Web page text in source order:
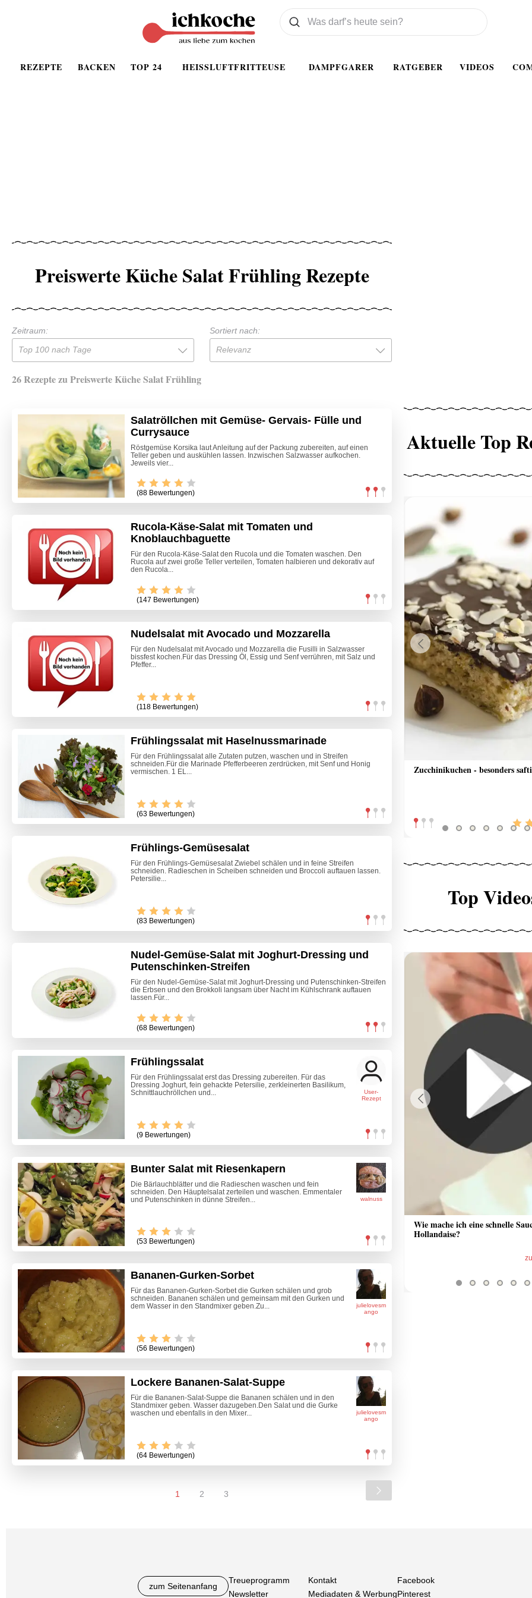
REZEPTE BACKEN TOP 24 HEISSLUFTFRITTEUSE DAMPFGARER RATGEBER VIDEOS
Was wollen Sie suchen
Suchen
Preiswerte Küche Salat Frühling Rezepte
Zeitraum:
Top 100 nach Tage
Sortiert nach:
Relevanz
26 Rezepte zu Preiswerte Küche Salat Frühling
Salatröllchen mit Gemüse- Gervais- Fülle und
Currysauce
Röstgemüse Korsika laut Anleitung auf der Packung zubereiten, auf einen
Teller geben und auskühlen lassen. Inzwischen Salzwasser aufkochen.
Jeweils vier...
(88 Bewertungen)
Rucola-Käse-Salat mit Tomaten und
Knoblauchbaguette
Für den Rucola-Käse-Salat den Rucola und die Tomaten waschen. Den
Rucola auf zwei große Teller verteilen, Tomaten halbieren und dekorativ auf
den Rucola...
(147 Bewertungen)
Nudelsalat mit Avocado und Mozzarella
Für den Nudelsalat mit Avocado und Mozzarella die Fusilli in Salzwasser
bissfest kochen.Für das Dressing Öl, Essig und Senf verrühren, mit Salz und
Pfeffer...
(118 Bewertungen)
Frühlingssalat mit Haselnussmarinade
Für den Frühlingssalat alle Zutaten putzen, waschen und in Streifen
schneiden.Für die Marinade Pfefferbeeren zerdrücken, mit Senf und Honig
vermischen. 1 EL...
(63 Bewertungen)
Frühlings-Gemüsesalat
Für den Frühlings-Gemüsesalat Zwiebel schälen und in feine Streifen
schneiden. Radieschen in Scheiben schneiden und Broccoli auftauen lassen.
Petersilie...
(83 Bewertungen)
Nudel-Gemüse-Salat mit Joghurt-Dressing und
Putenschinken-Streifen
Für den Nudel-Gemüse-Salat mit Joghurt-Dressing und Putenschinken-Streifen
die Erbsen und den Brokkoli langsam über Nacht im Kühlschrank auftauen
lassen.Für...
(68 Bewertungen)
User-
Rezept
Frühlingssalat
Für den Frühlingssalat erst das Dressing zubereiten. Für das
Dressing Joghurt, fein gehackte Petersilie, zerkleinerten Basilikum,
Schnittlauchröllchen und...
(9 Bewertungen)
walnuss
Bunter Salat mit Riesenkapern
Die Bärlauchblätter und die Radieschen waschen und fein
schneiden. Den Häuptelsalat zerteilen und waschen. Emmentaler
und Putenschinken in dünne Streifen...
(53 Bewertungen)
julielovesm
ango
Bananen-Gurken-Sorbet
Für das Bananen-Gurken-Sorbet die Gurken schälen und grob
schneiden. Bananen schälen und gemeinsam mit den Gurken und
dem Wasser in den Standmixer geben.Zu...
(56 Bewertungen)
julielovesm
ango
Lockere Bananen-Salat-Suppe
Für die Bananen-Salat-Suppe die Bananen schälen und in den
Standmixer geben. Wasser dazugeben.Den Salat und die Gurke
waschen und ebenfalls in den Mixer...
(64 Bewertungen)
1 2 3
Aktuelle Top
Zucchinikuchen - besonders
Himmlische Bananenschnitten
Previous
Top
Wie mache ich eine schnelle
Hollandaise?
Previous
zum Seitenanfang
Treueprogramm
Newsletter
Kontakt
Mediadaten & Werbung
Facebook
Pinterest